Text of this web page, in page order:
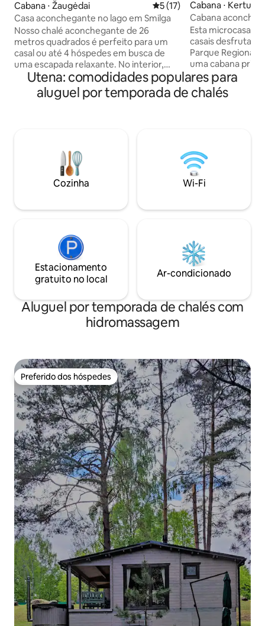
Cabana ⋅ Žaugėdai 5 de uma avaliação média
5 (17)
Casa aconchegante no lago em Smilga
Nosso chalé aconchegante de 26
metros quadrados é perfeito para um
casal ou até 4 hóspedes em busca de
uma escapada relaxante. No interior,
você encontrará uma kitchenette, uma
área de jantar, uma cama de casal,
opções de dormitório adicionais e um
aconchego. O amplo terraço coberto é
perfeito para o café da manhã ou para
relaxar à noite. A banheira de
hidromassagem ao lado do terraço
aconchegantes sob o céu aberto (preço:
Cabana ⋅ Kertuojai
Cabana
do lago Kertuoja
Esta microcasa é
casais
Parque Regional
uma cabana
florestas
perfeito para
explorar a
lareira, chuveiro,
com janela no
para churrasco. A
hidromassagem
Utena: comodidades populares para
aluguel por temporada de chalés
Cozinha Wi-Fi
Estacionamento
gratuito no local
Ar-condicionado
Aluguel por temporada de chalés com
hidromassagem
Preferido dos hóspedes
Preferido dos hóspedes